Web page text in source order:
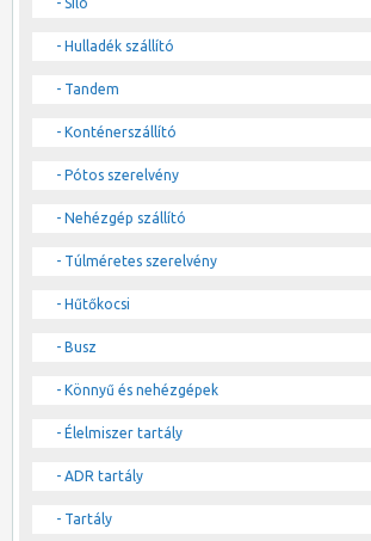
- Hulladék szállító
- Tandem
- Konténerszállító
- Pótos szerelvény
- Nehézgép szállító
- Túlméretes szerelvény
- Hűtőkocsi
- Busz
- Könnyű és nehézgépek
- Élelmiszer tartály
- ADR tartály
- Tartály